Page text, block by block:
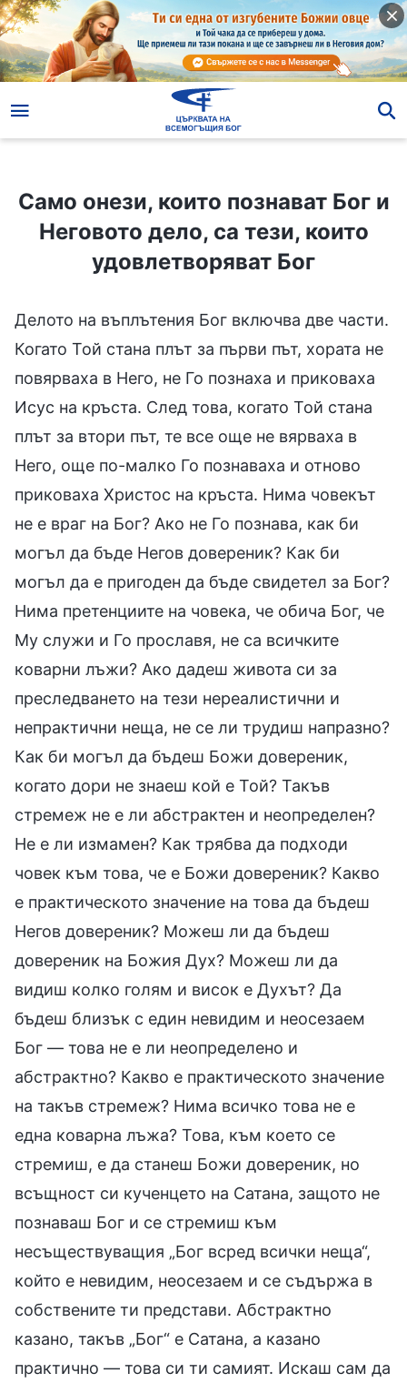
Само онези, които познават Бог и
Неговото дело, са тези, които
удовлетворяват Бог
Делото на въплътения Бог включва две части.
Когато Той стана плът за първи път, хората не
повярваха в Него, не Го познаха и приковаха
Исус на кръста. След това, когато Той стана
плът за втори път, те все още не вярваха в
Него, още по-малко Го познаваха и отново
приковаха Христос на кръста. Нима човекът
не е враг на Бог? Ако не Го познава, как би
могъл да бъде Негов довереник? Как би
могъл да е пригоден да бъде свидетел за Бог?
Нима претенциите на човека, че обича Бог, че
Му служи и Го прославя, не са всичките
коварни лъжи? Ако дадеш живота си за
преследването на тези нереалистични и
непрактични неща, не се ли трудиш напразно?
Как би могъл да бъдеш Божи довереник,
когато дори не знаеш кой е Той? Такъв
стремеж не е ли абстрактен и неопределен?
Не е ли измамен? Как трябва да подходи
човек към това, че е Божи довереник? Какво
е практическото значение на това да бъдеш
Негов довереник? Можеш ли да бъдеш
довереник на Божия Дух? Можеш ли да
видиш колко голям и висок е Духът? Да
бъдеш близък с един невидим и неосезаем
Бог — това не е ли неопределено и
абстрактно? Какво е практическото значение
на такъв стремеж? Нима всичко това не е
една коварна лъжа? Това, към което се
стремиш, е да станеш Божи довереник, но
всъщност си кученцето на Сатана, защото не
познаваш Бог и се стремиш към
несъществуващия „Бог всред всички неща“,
който е невидим, неосезаем и се съдържа в
собствените ти представи. Абстрактно
казано, такъв „Бог“ е Сатана, а казано
практично — това си ти самият. Искаш сам да